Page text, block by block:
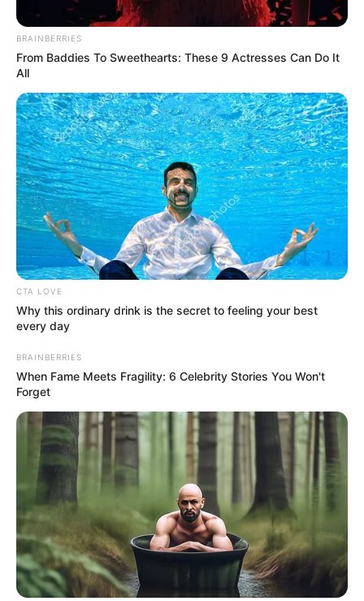
BRAINBERRIES
From Baddies To Sweethearts: These 9 Actresses Can Do It
All
CTA LOVE
Why this ordinary drink is the secret to feeling your best
every day
BRAINBERRIES
When Fame Meets Fragility: 6 Celebrity Stories You Won't
Forget